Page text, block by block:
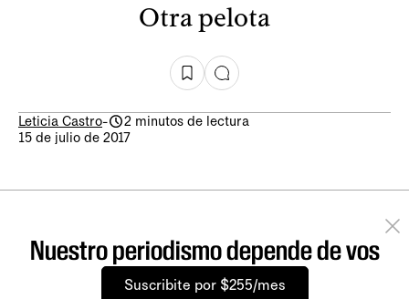
Otra pelota
Leticia Castro-
2 minutos de lectura
15 de julio de 2017
Nuestro periodismo depende de vos
Suscribite por $255/mes